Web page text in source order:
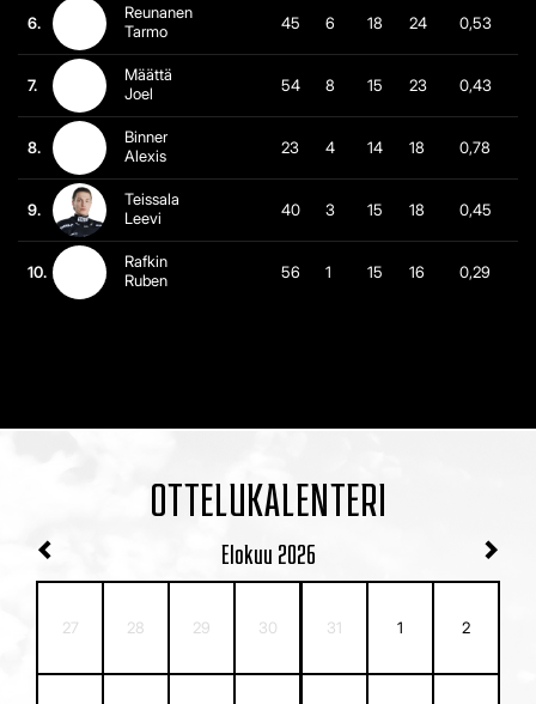
6.
Reunanen
Tarmo
45 6 18 24 0,53
7.
Määttä
Joel
54 8 15 23 0,43
8.
Binner
Alexis
23 4 14 18 0,78
9.
Teissala
Leevi
40 3 15 18 0,45
10.
Rafkin
Ruben
56 1 15 16 0,29
OTTELUKALENTERI
Elokuu 2026
27 28 29 30 31 1 2